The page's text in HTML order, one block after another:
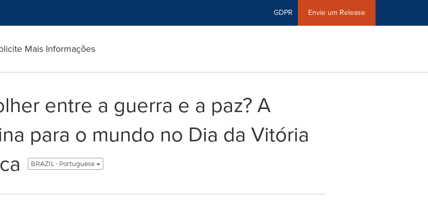
GDPR Envie um Release
Mais Informações
entre a guerra e a paz? A
para o mundo no Dia da Vitória
BRAZIL - Portuguese